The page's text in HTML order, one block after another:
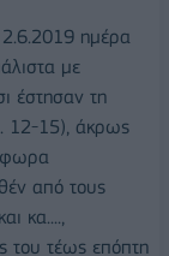
2.6.2019 ημέρα
με
έστησαν τη
12-15), άκρως
από τους
κα....,
του τέως επόπτη